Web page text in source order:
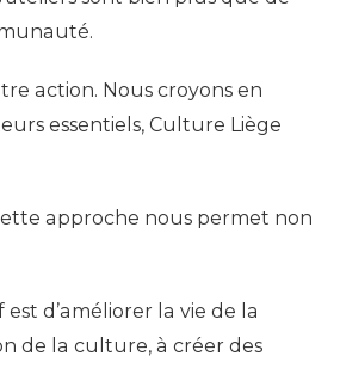
action. Nous croyons en
essentiels, Culture Liège
approche nous permet non
d’améliorer la vie de la
de la culture, à créer des